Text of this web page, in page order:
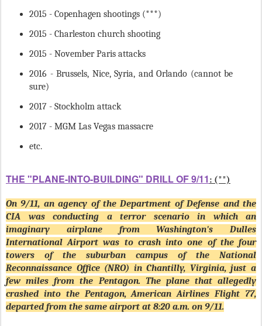
2015 - Copenhagen shootings (***)
2015 - Charleston church shooting
2015 - November Paris attacks
2016 - Brussels, Nice, Syria, and Orlando (cannot be
sure)
2017 - Stockholm attack
2017 - MGM Las Vegas massacre
etc.
THE "PLANE-INTO-BUILDING" DRILL OF 9/11 : (**)
On 9/11, an agency of the Department of Defense and the
CIA was conducting a terror scenario in which an
imaginary airplane from Washington's Dulles
International Airport was to crash into one of the four
towers of the suburban campus of the National
Reconnaissance Office (NRO) in Chantilly, Virginia, just a
few miles from the Pentagon. The plane that allegedly
crashed into the Pentagon, American Airlines Flight 77,
departed from the same airport at 8:20 a.m. on 9/11.